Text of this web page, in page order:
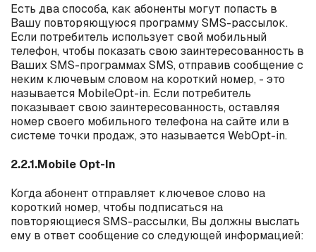
Есть два способа, как абоненты могут попасть в
Вашу повторяющуюся программуSMS-рассылок.
Если потребитель использует свой мобильный
телефон, чтобы показать свою заинтересованность в
ВашихSMS-программахSMS, отправив сообщение с
неким ключевым словом на короткий номер, - это
называется MobileOpt-in. Если потребитель
показывает свою заинтересованность, оставляя
номер своего мобильного телефона на сайте или в
системе точки продаж, это называетсяWebOpt-in.
2.2.1.Mobile Opt-In
Когда абонент отправляет ключевое слово на
короткий номер, чтобы подписаться на
повторяющиесяSMS-рассылки, Вы должны выслать
ему в ответ сообщение со следующей информацией: